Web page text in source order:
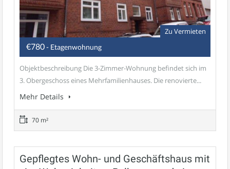
Zu Vermieten
€780- Etagenwohnung
Objektbeschreibung Die 3-Zimmer-Wohnung befindet sich im
3. Obergeschoss eines Mehrfamilienhauses. Die renovierte...
Mehr Details
70 m²
Gepflegtes Wohn- und Geschäftshaus mit